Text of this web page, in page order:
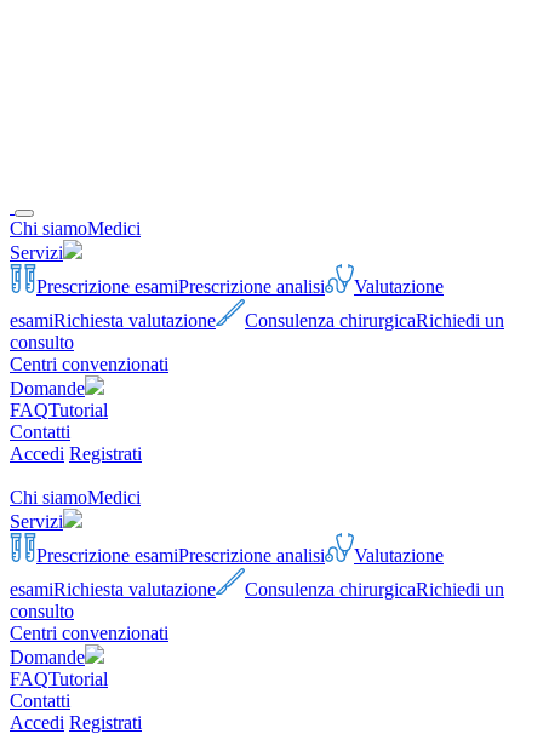
Chi siamoMedici
Servizi
Prescrizione esamiPrescrizione analisi
Valutazione
esamiRichiesta valutazione Consulenza chirurgicaRichiedi un
consulto
Centri convenzionati
Domande
FAQTutorial
Contatti
Accedi Registrati
Chi siamoMedici
Servizi
Prescrizione esamiPrescrizione analisi
Valutazione
esamiRichiesta valutazione Consulenza chirurgicaRichiedi un
consulto
Centri convenzionati
Domande
FAQTutorial
Contatti
Accedi Registrati